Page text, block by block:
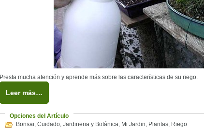
Presta mucha atención y aprende más sobre las características de su riego.
Leer más…
Opciones del Artículo
Bonsai, Cuidado, Jardineria y Botánica, Mi Jardin, Plantas, Riego